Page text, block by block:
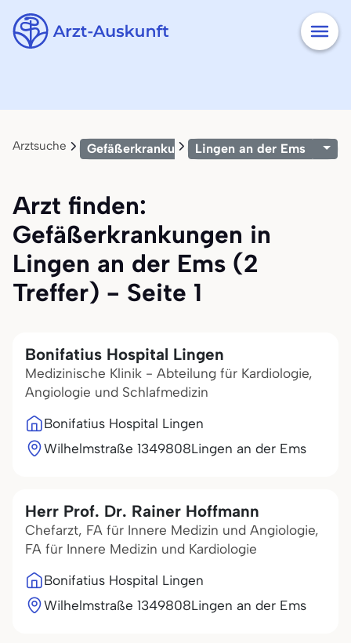
Arztsuche GefäßerkrankungenLingen an der Ems
Arzt finden:
Gefäßerkrankungen in
Lingen an der Ems (2
Treffer) - Seite 1
Bonifatius Hospital Lingen
Medizinische Klinik - Abteilung für Kardiologie,
Angiologie und Schlafmedizin
Bonifatius Hospital Lingen
Wilhelmstraße 1349808Lingen an der Ems
Herr Prof. Dr. Rainer Hoffmann
Chefarzt, FA für Innere Medizin und Angiologie,
FA für Innere Medizin und Kardiologie
Bonifatius Hospital Lingen
Wilhelmstraße 1349808Lingen an der Ems